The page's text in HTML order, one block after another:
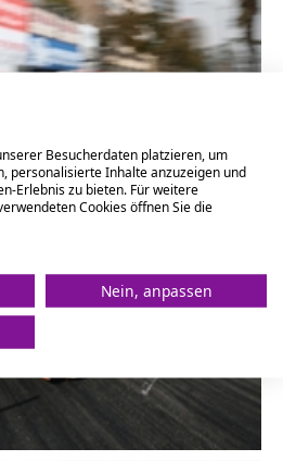
Besucherdaten platzieren, um
personalisierte Inhalte anzuzeigen und
Erlebnis zu bieten. Für weitere
Cookies öffnen Sie die
Nein, anpassen